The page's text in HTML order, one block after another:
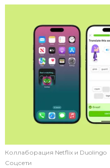
Коллаборация Netflix и Duolingo
Соцсети